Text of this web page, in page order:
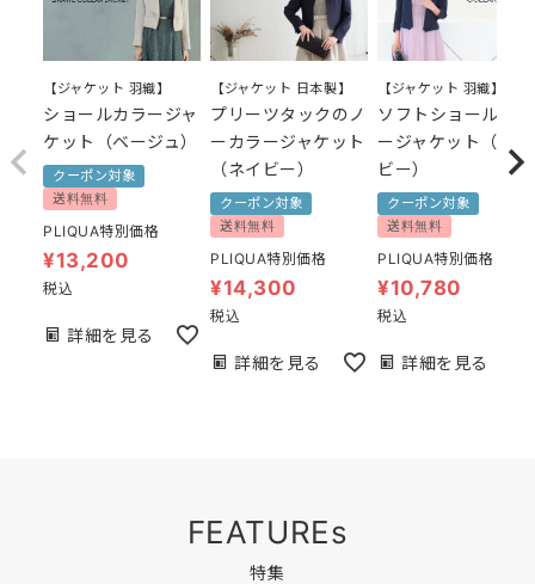
【ジャケット 羽織】
ショールカラージャ
ケット（ベージュ）
クーポン対象
送料無料
PLIQUA特別価格
¥13,200
税込
詳細を見る
【ジャケット 日本製】
プリーツタックのノ
ーカラージャケット
（ネイビー）
クーポン対象
送料無料
PLIQUA特別価格
¥14,300
税込
詳細を見る
【ジャケット 羽織】
ソフトショールカラ
ージャケット（ネイ
ビー）
クーポン対象
送料無料
PLIQUA特別価格
¥10,780
税込
詳細を見る
FEATUREs
特集